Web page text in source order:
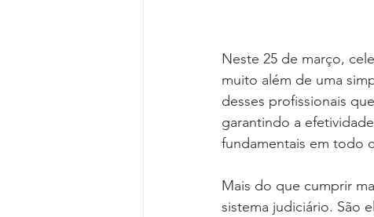
Neste 25 de março,
muito além de uma
desses profissionais
garantindo a
fundamentais em todo
Mais do que cumprir
sistema judiciário. São